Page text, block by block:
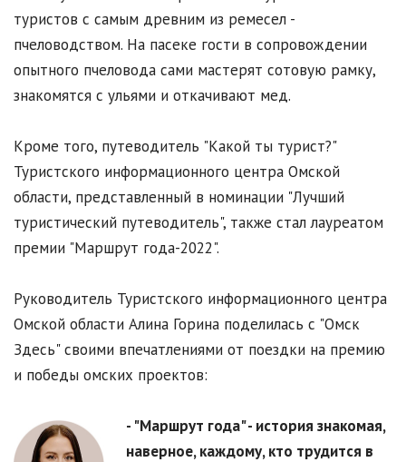
туристов с самым древним из ремесел -
пчеловодством. На пасеке гости в сопровождении
опытного пчеловода сами мастерят сотовую рамку,
знакомятся с ульями и откачивают мед.
Кроме того, путеводитель "Какой ты турист?"
Туристского информационного центра Омской
области, представленный в номинации "Лучший
туристический путеводитель", также стал лауреатом
премии "Маршрут года-2022".
Руководитель Туристского информационного центра
Омской области Алина Горина поделилась с "Омск
Здесь" своими впечатлениями от поездки на премию
и победы омских проектов:
- "Маршрут года" - история знакомая,
наверное, каждому, кто трудится в